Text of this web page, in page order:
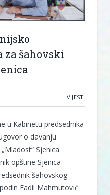
za šahovski
VIJESTI
u Kabinetu predsednika
o davanju
Sjenica.
opštine Sjenica
šahovskog
Fadil Mahmutović.